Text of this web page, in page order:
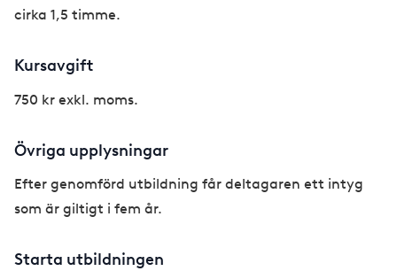
cirka 1,5 timme.
Kursavgift
750 kr exkl. moms.
Övriga upplysningar
Efter genomförd utbildning får deltagaren ett intyg
som är giltigt i fem år.
Starta utbildningen